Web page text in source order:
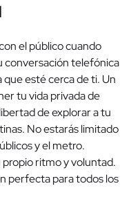
el público cuando
conversación telefónica
esté cerca de ti. Un
tu vida privada de
de explorar a tu
No estarás limitado
y el metro.
propio ritmo y voluntad.
perfecta para todos los